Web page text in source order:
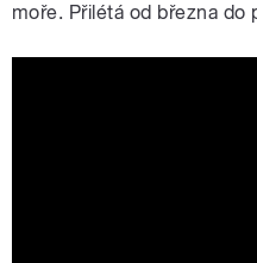
moře. Přilétá od března do